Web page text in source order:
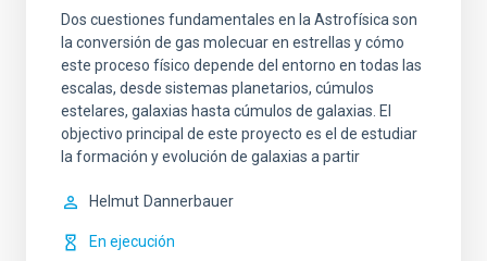
Dos cuestiones fundamentales en la Astrofísica son
la conversión de gas molecuar en estrellas y cómo
este proceso físico depende del entorno en todas las
escalas, desde sistemas planetarios, cúmulos
estelares, galaxias hasta cúmulos de galaxias. El
objectivo principal de este proyecto es el de estudiar
la formación y evolución de galaxias a partir
Helmut Dannerbauer
En ejecución